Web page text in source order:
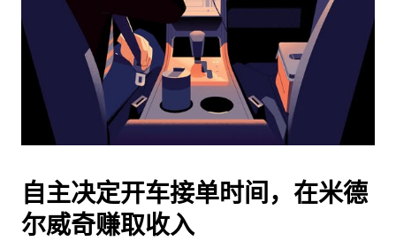
期。
按
退
闭
日
历。
自主决定开车接单时间，在米德
尔威奇赚取收入